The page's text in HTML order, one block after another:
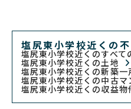
塩尻東小学校近くの
塩尻東小学校近くのすべて
塩尻東小学校近くの土地
塩尻東小学校近くの新築一
塩尻東小学校近くの中古マ
塩尻東小学校近くの収益物